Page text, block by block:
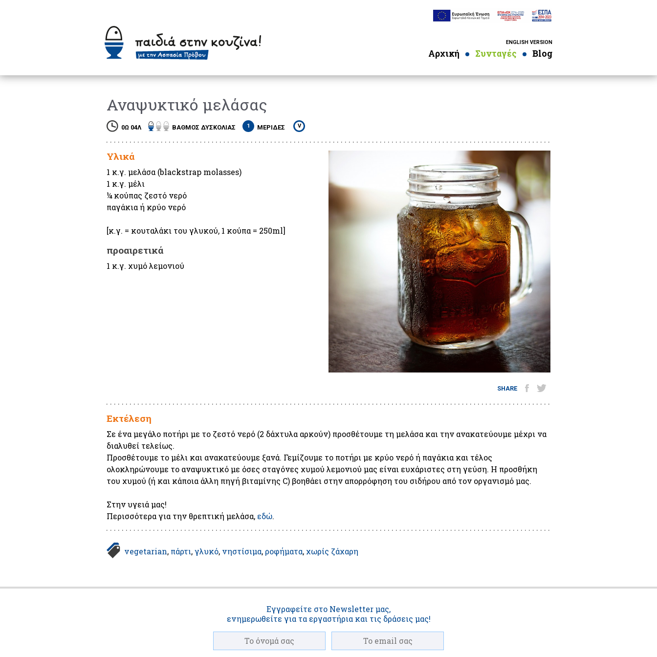
ENGLISH VERSION
Αρχική Συνταγές Blog
Αναψυκτικό μελάσας
0Ω 04Λ ΒΑΘΜΟΣ ∆ΥΣΚΟΛΙΑΣ 1 ΜΕΡΙ∆ΕΣ V
SHARE
Υλικά
1 κ.γ. μελάσα (blackstrap molasses)
1 κ.γ. μέλι
¼ κούπας ζεστό νερό
παγάκια ή κρύο νερό
[κ.γ. = κουταλάκι του γλυκού, 1 κούπα = 250ml]
προαιρετικά
1 κ.γ. χυμό λεμονιού
Εκτέλεση
Σε ένα μεγάλο ποτήρι με το ζεστό νερό (2 δάχτυλα αρκούν) προσθέτουμε τη μελάσα και την ανακατεύουμε μέχρι να
διαλυθεί τελείως.
Προσθέτουμε το μέλι και ανακατεύουμε ξανά. Γεμίζουμε το ποτήρι με κρύο νερό ή παγάκια και τέλος
ολοκληρώνουμε το αναψυκτικό με όσες σταγόνες χυμού λεμονιού μας είναι ευχάριστες στη γεύση. Η προσθήκη
του χυμού (ή και κάποια άλλη πηγή βιταμίνης C) βοηθάει στην απορρόφηση του σιδήρου από τον οργανισμό μας.
Στην υγειά μας!
Περισσότερα για την θρεπτική μελάσα, εδώ.
vegetarian πάρτι γλυκό νηστίσιμα ροφήματα χωρίς ζάχαρη
Εγγραφείτε στο Newsletter μας,
ενημερωθείτε για τα εργαστήρια και τις δράσεις μας!